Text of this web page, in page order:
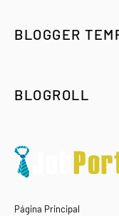
BLOGGER
BLOGROLL
Página Principal